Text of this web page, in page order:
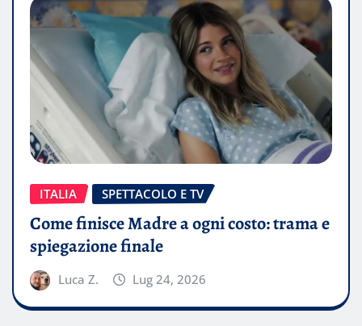
ITALIA SPETTACOLO E TV
Come finisce Madre a ogni costo: trama e
spiegazione finale
Luca Z. Lug 24, 2026